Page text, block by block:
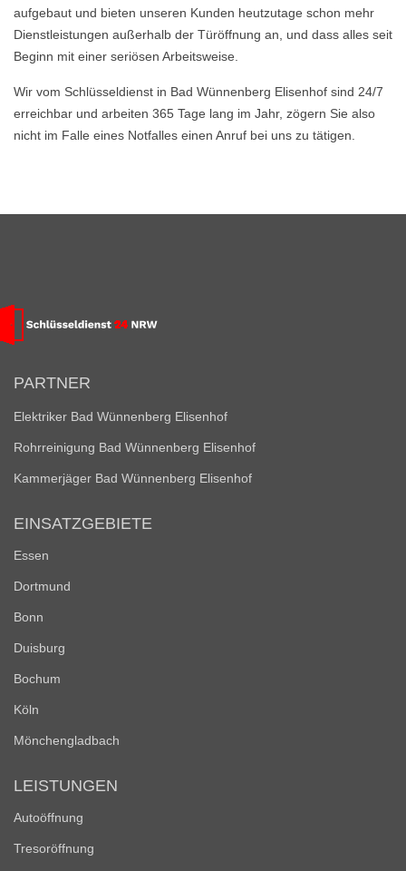
aufgebaut und bieten unseren Kunden heutzutage schon mehr
Dienstleistungen außerhalb der Türöffnung an, und dass alles seit
Beginn mit einer seriösen Arbeitsweise.
Wir vom Schlüsseldienst in Bad Wünnenberg Elisenhof sind 24/7
erreichbar und arbeiten 365 Tage lang im Jahr, zögern Sie also
nicht im Falle eines Notfalles einen Anruf bei uns zu tätigen.
PARTNER
Elektriker Bad Wünnenberg Elisenhof
Rohrreinigung Bad Wünnenberg Elisenhof
Kammerjäger Bad Wünnenberg Elisenhof
EINSATZGEBIETE
Essen
Dortmund
Bonn
Duisburg
Bochum
Köln
Mönchengladbach
LEISTUNGEN
Autoöffnung
Tresoröffnung